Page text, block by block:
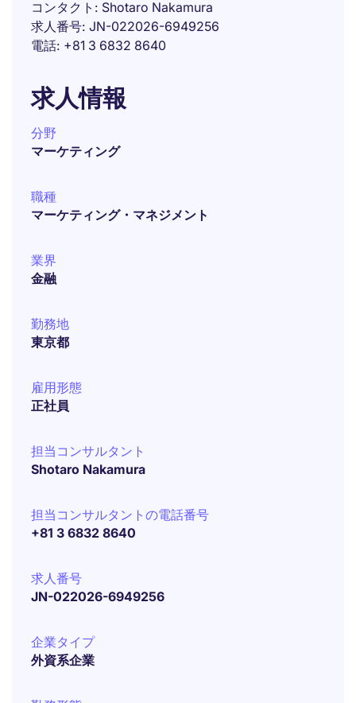
コンタクト
Shotaro Nakamura
求人番号 JN-022026-6949256
電話 +81 3 6832 8640
求人情報
分野
マーケティング
職種
マーケティング・マネジメント
業界
金融
勤務地
東京都
雇用形態
正社員
担当コンサルタント
Shotaro Nakamura
担当コンサルタントの電話番号
+81 3 6832 8640
求人番号
JN-022026-6949256
企業タイプ
外資系企業